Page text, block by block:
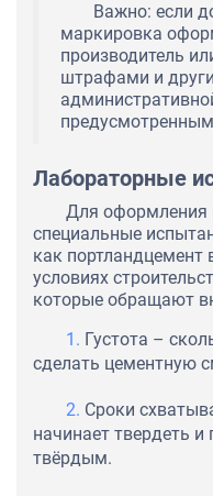
Важно: если
маркировка
производитель
штрафами и
Лабораторные
Для оформления
специальные
как портландцемент
условиях
которые обращают
Густота –
сделать цементную
Сроки
начинает твердеть
твёрдым.